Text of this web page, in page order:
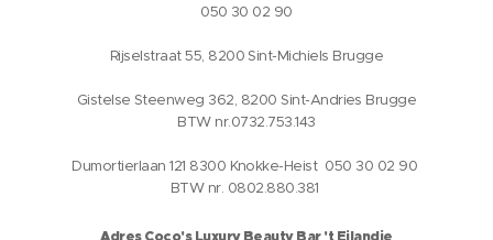
050 30 02 90
Rijselstraat 55, 8200 Sint-Michiels Brugge
Gistelse Steenweg 362, 8200 Sint-Andries Brugge
BTW nr.0732.753.143
Dumortierlaan 121 8300 Knokke-Heist 050 30 02 90
BTW nr. 0802.880.381